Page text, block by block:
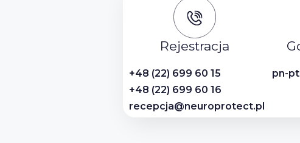
Rejestracja
+48 (22) 699 60 15
+48 (22) 699 60 16
recepcja@neuroprotect.pl
pn-